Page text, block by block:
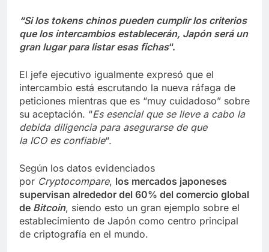
“Si los tokens chinos pueden cumplir los criterios
que los intercambios establecerán, Japón será un
gran lugar para listar esas fichas“.
El jefe ejecutivo igualmente expresó que el
intercambio está escrutando la nueva ráfaga de
peticiones mientras que es “muy cuidadoso” sobre
su aceptación. “Es esencial que se lleve a cabo la
debida diligencia para asegurarse de que
la ICO es confiable“.
Según los datos evidenciados
por Cryptocompare, los mercados japoneses
supervisan alrededor del 60% del comercio global
de Bitcoin, siendo esto un gran ejemplo sobre el
establecimiento de Japón como centro principal
de criptografía en el mundo.